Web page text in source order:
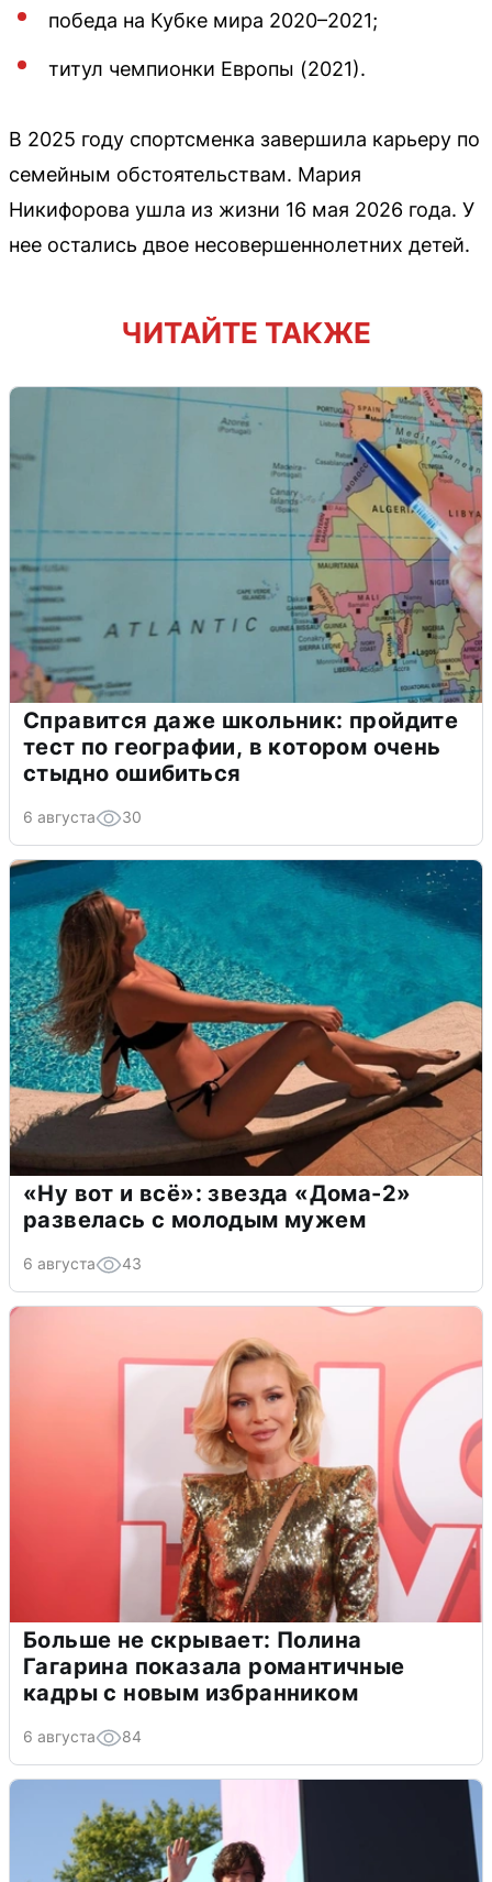
победа на Кубке мира 2020–2021;
титул чемпионки Европы (2021).
В 2025 году спортсменка завершила карьеру по
семейным обстоятельствам. Мария
Никифорова ушла из жизни 16 мая 2026 года. У
нее остались двое несовершеннолетних детей.
ЧИТАЙТЕ ТАКЖЕ
Справится даже школьник: пройдите
тест по географии, в котором очень
стыдно ошибиться
6 августа 30
«Ну вот и всё»: звезда «Дома-2»
развелась с молодым мужем
6 августа 43
Больше не скрывает: Полина
Гагарина показала романтичные
кадры с новым избранником
6 августа 84